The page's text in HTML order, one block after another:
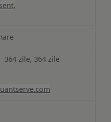
,
364 zile, 364 zile